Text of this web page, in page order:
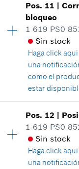
1,96
*
vinculante,
Grupo de
Relación
Mostrar
1,96
*
vinculante,
Pos. 11 |
bloqueo
1 619 PS0
Sin stock
Haga click
una
como el
estar
Grupo de
Relación
Mostrar
Pos. 12 |
1 619 PS0
Sin stock
Haga click
una